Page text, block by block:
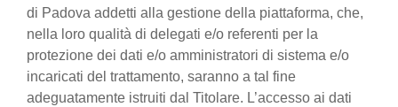
di Padova addetti alla gestione della piattaforma, che,
nella loro qualità di delegati e/o referenti per la
protezione dei dati e/o amministratori di sistema e/o
incaricati del trattamento, saranno a tal fine
adeguatamente istruiti dal Titolare. L’accesso ai dati